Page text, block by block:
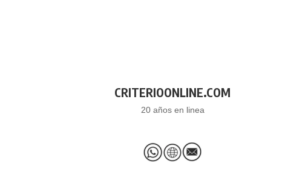
CRITERIOONLINE.COM
20 años en linea